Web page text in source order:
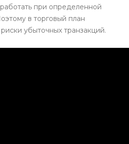
при определенной
в торговый план
убыточных транзакций.